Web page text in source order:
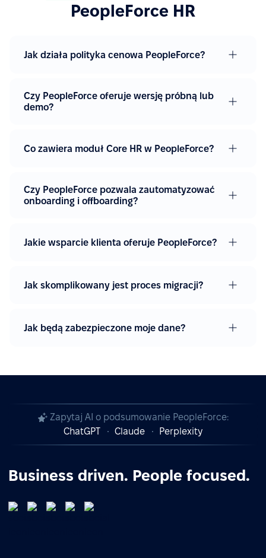
PeopleForce HR
Jak działa polityka cenowa PeopleForce?
Czy PeopleForce oferuje wersję próbną lub
demo?
Co zawiera moduł Core HR w PeopleForce?
Czy PeopleForce pozwala zautomatyzować
onboarding i offboarding?
Jakie wsparcie klienta oferuje PeopleForce?
Jak skomplikowany jest proces migracji?
Jak będą zabezpieczone moje dane?
Zapytaj AI o podsumowanie PeopleForce:
ChatGPT
Claude Perplexity
Business driven. People focused.